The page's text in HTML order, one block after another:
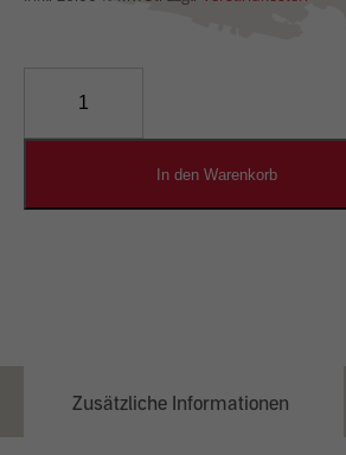
Designputz
In den Warenkorb
Zusätzliche Informationen